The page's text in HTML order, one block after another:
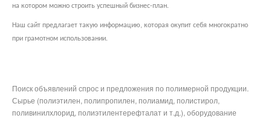
на котором можно строить успешный бизнес-план.
Наш сайт предлагает такую информацию, которая окупит себя многократно
при грамотном использовании.
Поиск объявлений спрос и предложения по полимерной продукции.
Сырье (полиэтилен, полипропилен, полиамид, полистирол,
поливинилхлорид, полиэтилентерефталат и т.д.), оборудование